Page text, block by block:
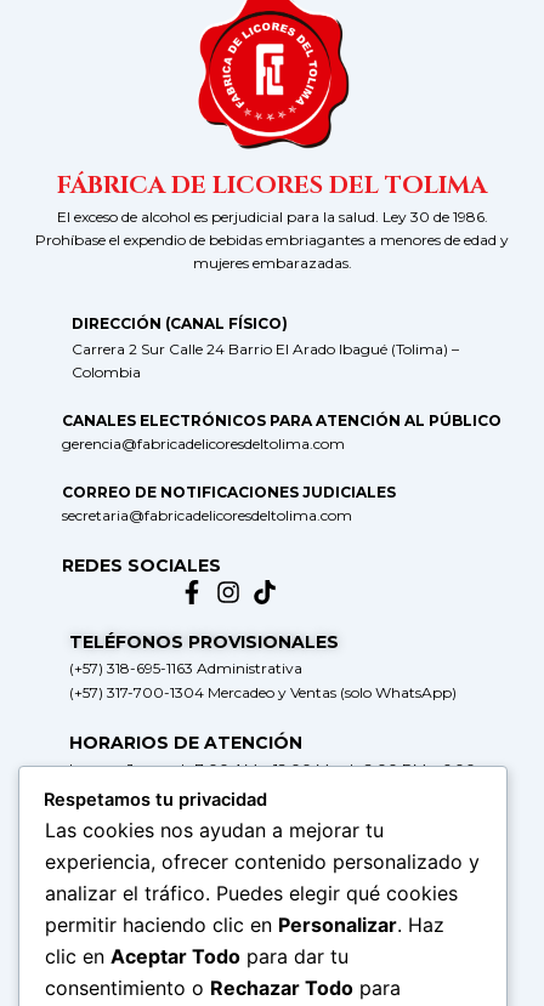
FÁBRICA DE LICORES DEL TOLIMA
El exceso de alcohol es perjudicial para la salud. Ley 30 de 1986.
Prohíbase el expendio de bebidas embriagantes a menores de edad y
mujeres embarazadas.
DIRECCIÓN (CANAL FÍSICO)
Carrera 2 Sur Calle 24 Barrio El Arado Ibagué (Tolima) –
Colombia
CANALES ELECTRÓNICOS PARA ATENCIÓN AL PÚBLICO
gerencia@fabricadelicoresdeltolima.com
CORREO DE NOTIFICACIONES JUDICIALES
secretaria@fabricadelicoresdeltolima.com
REDES SOCIALES
TELÉFONOS PROVISIONALES
(+57) 318-695-1163 Administrativa
(+57) 317-700-1304 Mercadeo y Ventas (solo WhatsApp)
HORARIOS DE ATENCIÓN
Lunes a Jueves de 7:00 AM a 12:00 M y de 2:00 PM a 6:00
HORARIOS DE RADICACIÓN DE
CORRESPONDENCIA
Lunes a Jueves de 7:30 AM a 11:30 AM y de 2:00 PM a 5:00
Viernes de 7:30 AM a 11:30 PM y de 2:00 PM a 4:00 PM
Respetamos tu privacidad
Las cookies nos ayudan a mejorar tu
experiencia, ofrecer contenido personalizado y
analizar el tráfico. Puedes elegir qué cookies
permitir haciendo clic en Personalizar. Haz
clic en Aceptar Todo para dar tu
consentimiento o Rechazar Todo para